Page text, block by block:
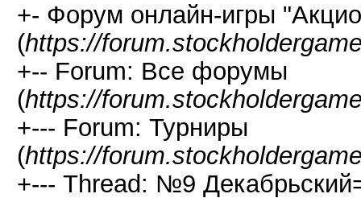
+- Форум онлайн-игры
(https://
+-- Forum: Все форумы
(https://
+--- Forum: Турниры
(https://
+--- Thread: №9